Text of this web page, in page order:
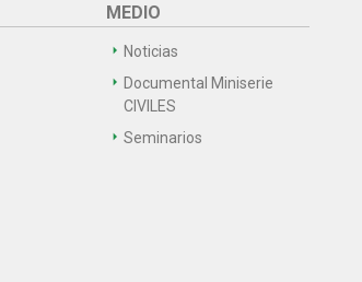
MEDIO
Noticias
Documental Miniserie
CIVILES
Seminarios